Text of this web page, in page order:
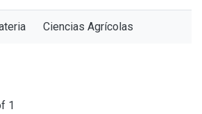
Ciencias Agrícolas
1